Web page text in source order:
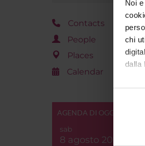
Noi e
chi
dalla
Con
consenso
Contacts
People
Places
Calendar
AGENDA DI OGGI
sab
8 agosto 2026